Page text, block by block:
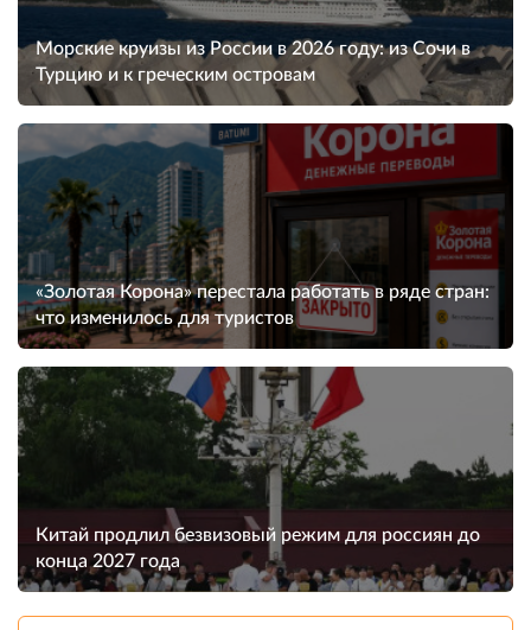
Морские круизы из России в 2026 году: из Сочи в
Турцию и к греческим островам
«Золотая Корона» перестала работать в ряде стран:
что изменилось для туристов
Китай продлил безвизовый режим для россиян до
конца 2027 года